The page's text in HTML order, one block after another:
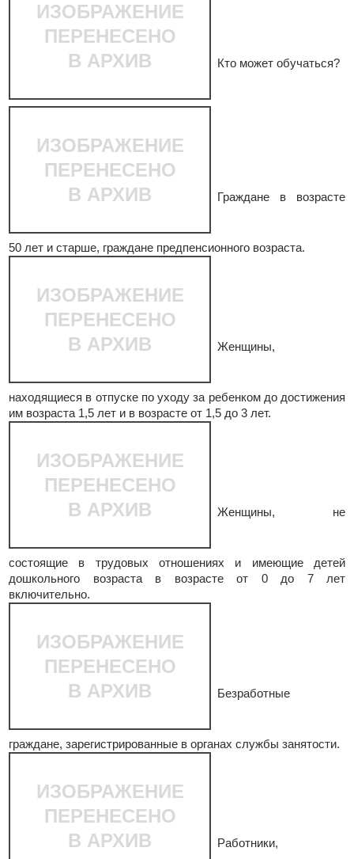
ИЗОБРАЖЕНИЕ
ПЕРЕНЕСЕНО
В АРХИВ
Кто может обучаться?
ИЗОБРАЖЕНИЕ
ПЕРЕНЕСЕНО
В АРХИВ
Граждане в возрасте
50 лет и старше, граждане предпенсионного возраста.
ИЗОБРАЖЕНИЕ
ПЕРЕНЕСЕНО
В АРХИВ
Женщины,
находящиеся в отпуске по уходу за ребенком до достижения
им возраста 1,5 лет и в возрасте от 1,5 до 3 лет.
ИЗОБРАЖЕНИЕ
ПЕРЕНЕСЕНО
В АРХИВ
Женщины, не
состоящие в трудовых отношениях и имеющие детей
дошкольного возраста в возрасте от 0 до 7 лет
включительно.
ИЗОБРАЖЕНИЕ
ПЕРЕНЕСЕНО
В АРХИВ
Безработные
граждане, зарегистрированные в органах службы занятости.
ИЗОБРАЖЕНИЕ
ПЕРЕНЕСЕНО
В АРХИВ
Работники,